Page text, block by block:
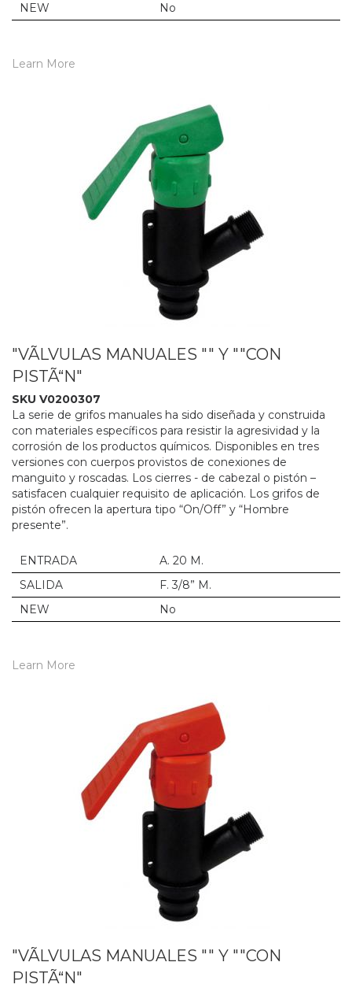
NEW
No
Learn More
"VÃLVULAS MANUALES "" Y ""CON
PISTÃ“N"
SKU V0200307
La serie de grifos manuales ha sido diseñada y construida
con materiales específicos para resistir la agresividad y la
corrosión de los productos químicos. Disponibles en tres
versiones con cuerpos provistos de conexiones de
manguito y roscadas. Los cierres - de cabezal o pistón –
satisfacen cualquier requisito de aplicación. Los grifos de
pistón ofrecen la apertura tipo “On/Off” y “Hombre
presente”.
ENTRADA
A. 20 M.
SALIDA
F. 3/8” M.
NEW
No
Learn More
"VÃLVULAS MANUALES "" Y ""CON
PISTÃ“N"